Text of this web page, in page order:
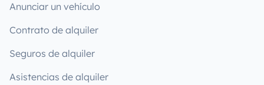
Anunciar un vehículo
Contrato de alquiler
Seguros de alquiler
Asistencias de alquiler